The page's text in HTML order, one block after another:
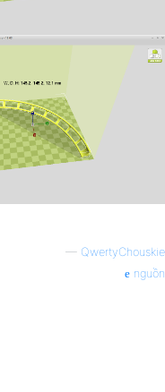
— QwertyChouskie
nguồn